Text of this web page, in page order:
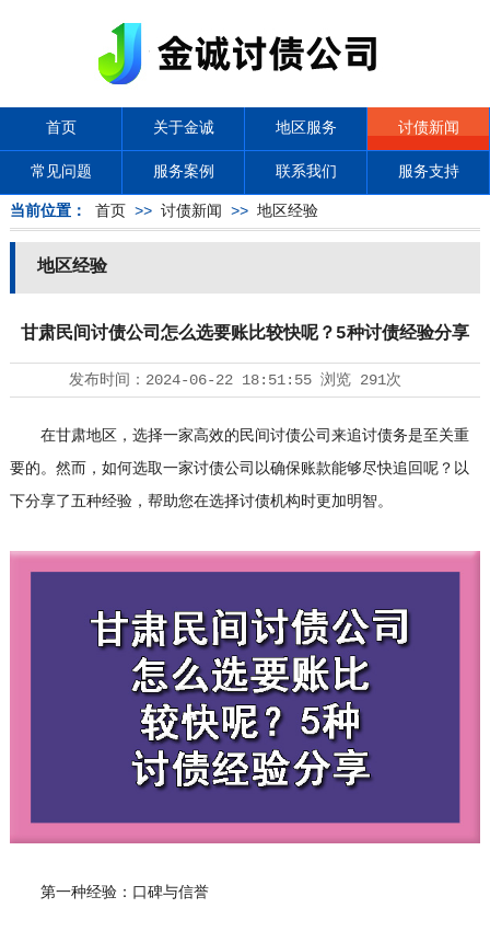
首页 关于金诚 地区服务 讨债新闻
常见问题 服务案例 联系我们 服务支持
当前位置： 首页 >> 讨债新闻 >> 地区经验
地区经验
甘肃民间讨债公司怎么选要账比较快呢？5种讨债经验分享
发布时间： 2024-06-22 18:51:55浏览 291次
在甘肃地区，选择一家高效的民间讨债公司 来追讨债务是至关重
要的。然而，如何选取一家讨债公司以确保账款能够尽快追回呢？以
下分享了五种经验，帮助您在选择讨债机构时更加明智。
第一种经验：口碑与信誉